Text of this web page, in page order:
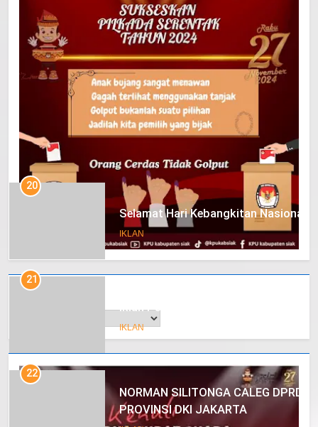
20
Selamat Hari Kebangkitan Nasional
IKLAN
21
Iklan Pemerintah Kabupaten Siak
IKLAN
22
NORMAN SILITONGA CALEG DPRD
PROVINSI DKI JAKARTA